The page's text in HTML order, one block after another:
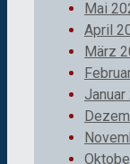
Mai
April
März
Januar